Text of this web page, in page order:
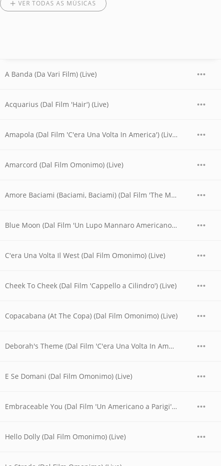
VER TODAS AS MÚSICAS
A Banda (Da Vari Film) (Live)
Acquarius (Dal Film 'Hair') (Live)
Amapola (Dal Film 'C'era Una Volta In America') (Live)
Amarcord (Dal Film Omonimo) (Live)
Amore Baciami (Baciami, Baciami) (Dal Film 'The Main Attraction') (Live)
Blue Moon (Dal Film 'Un Lupo Mannaro Americano a Londra') (Live)
C'era Una Volta Il West (Dal Film Omonimo) (Live)
Cheek To Cheek (Dal Film 'Cappello a Cilindro') (Live)
Copacabana (At The Copa) (Dal Film Omonimo) (Live)
Deborah's Theme (Dal Film 'C'era Una Volta In America') (Live)
E Se Domani (Dal Film Omonimo) (Live)
Embraceable You (Dal Film 'Un Americano a Parigi') (Live)
Hello Dolly (Dal Film Omonimo) (Live)